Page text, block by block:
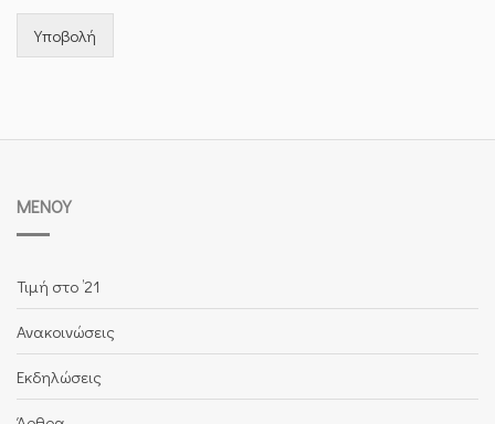
Υποβολή
ΜΕΝΟΎ
Τιμή στο ’21
Ανακοινώσεις
Εκδηλώσεις